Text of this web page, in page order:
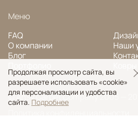
Меню
FAQ
О компании
Блог
Наши
© Ansy Carpet Company 2005 —
Продолжая просмотр сайта, вы
разрешаете использовать «cookie»
для персонализации и удобства
сайта. Подробнее